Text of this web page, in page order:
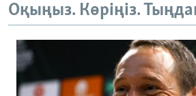
Оқыңыз. Көріңіз.